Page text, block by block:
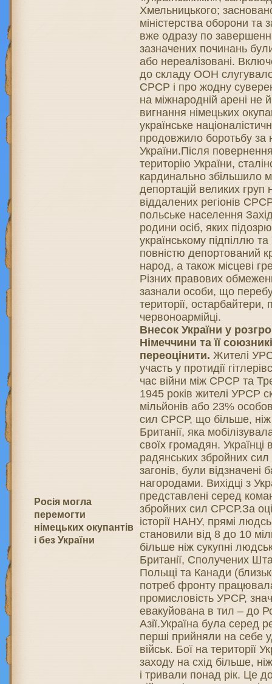
Хмельницького;
міністерства оборони та
вже одразу по
зазначених починань
або нереалізовані.
до складу ООН
СРСР і про жодну
на міжнародній арені
вигнання німецьких
українське
продовжило боротьбу за
України.Після
територію України,
кардинально збільшило
депортацій великих груп
віддалених регіонів
польське населення
родини осіб, яких
українському підпіллю
повністю депортований
народ, а також місцеві
Різних правових
зазнали особи, що
території, остарбайтери,
червоноармійці.
Росія могла
перемогти
німецьких окупантів
і без України
Внесок України у
Німеччини та її
переоцінити. Жителі
участь у протидії
час війни між СРСР та
1945 років жителі УРСР
мільйонів або 23%
сил СРСР, що більше, ніж
Британії, яка
своїх громадян.
радянських збройних сил
загонів, були відзначені
нагородами. Вихідці з
представлені серед
збройних сил СРСР.За
історії НАНУ, прямі
становили від 8 до 10
більше ніж сукупні
Британії, Сполучених
Польщі та Канади
потреб фронту
промисловість УРСР,
евакуйована в тил – до
Азії.Україна була серед
перші прийняли на себе
військ. Бої на території
заходу на схід більше,
і тривали понад рік. Це